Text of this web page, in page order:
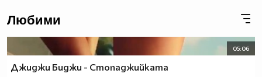
Любими
05:06
Джиджи Биджи - Стопаджийката